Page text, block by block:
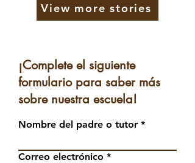
View more stories
¡Complete el siguiente
formulario para saber más
sobre nuestra escuela!
Nombre del padre o tutor
Correo electrónico